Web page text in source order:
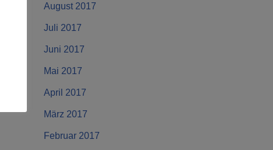
August 2017
Juli 2017
Juni 2017
Mai 2017
April 2017
März 2017
Februar 2017